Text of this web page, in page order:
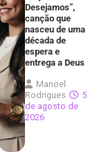
Desejamos”,
canção que
nasceu de uma
década de
espera e
entrega a Deus
Manoel
Rodrigues
5
de agosto de
2026